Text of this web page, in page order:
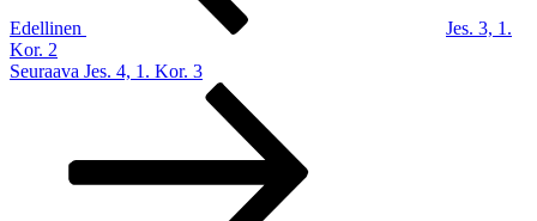
Edellinen
Jes. 3, 1.
Kor. 2
Seuraava
Seuraava Jes. 4, 1. Kor. 3